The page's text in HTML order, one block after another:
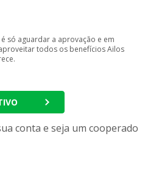
só aguardar a aprovação e em
todos os benefícios Ailos